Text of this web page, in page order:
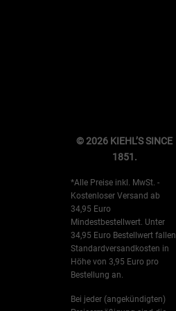
© 2026 KIEHL’S SINCE
1851.
*Alle Preise inkl. MwSt. -
Kostenloser Versand ab
34,95 Euro
Mindestbestellwert. Unter
34,95 Euro Bestellwert fallen
Standardversandkosten in
Höhe von 3,95 Euro pro
Bestellung an.
Bei jeder (angekündigten)